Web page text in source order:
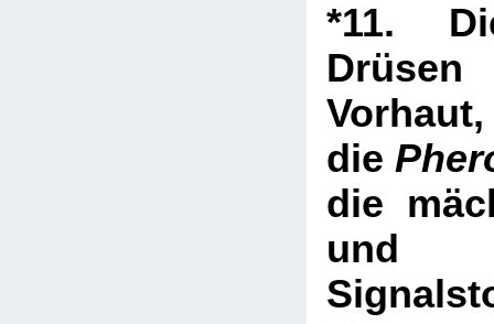
*11.
Vorhaut,
die
die
und